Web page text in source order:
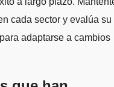
cada sector y evalúa su
adaptarse a cambios